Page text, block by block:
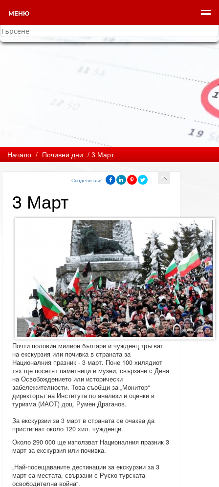
МЕНЮ
Начало / Почивни дни / 3 Март
Сподели във:
3 Март
Почти половин милион българи и чужденц тръгват
на екскурзия или почивка в страната за
Националния празник - 3 март. Поне 100 хилядиот
тях ще посетят паметници и музеи, свързани с Деня
на Освобождението или исторически
забележителности. Това съобщи за „Монитор“
директорът на Института по анализи и оценки в
туризма (ИАОТ) доц. Румен Драганов.
За екскурзии за 3 март в страната се очаква да
пристигнат около 120 хил. чужденци.
Около 290 000 ще използват Националния празник 3
март за екскурзия или почивка.
„Най-посещаваните дестинации за екскурзии за 3
март са местата, свързани с Руско-турската
освободителна война“.